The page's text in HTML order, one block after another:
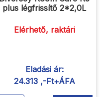
plus légfrissítő 2*2,0L
Elérhető, raktári
Eladási ár:
24.313 ,-Ft+ÁFA